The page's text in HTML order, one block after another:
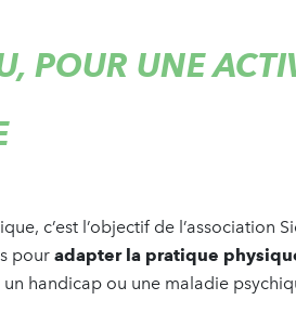
POUR UNE
c’est l’objectif de l’association
pour adapter la pratique
handicap ou une maladie